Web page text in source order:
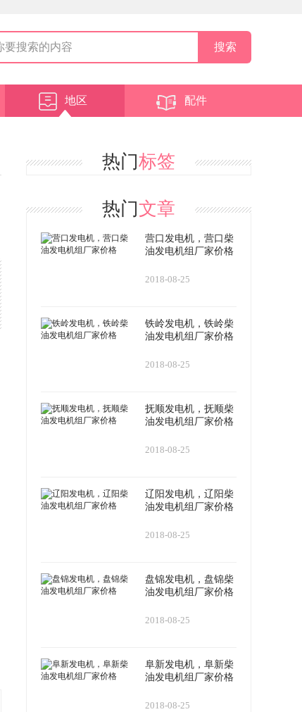
地区 配件
热门标签
热门文章
营口发电机，营口柴
油发电机组厂家价格
2018-08-25
铁岭发电机，铁岭柴
油发电机组厂家价格
2018-08-25
抚顺发电机，抚顺柴
油发电机组厂家价格
2018-08-25
辽阳发电机，辽阳柴
油发电机组厂家价格
2018-08-25
盘锦发电机，盘锦柴
油发电机组厂家价格
2018-08-25
阜新发电机，阜新柴
油发电机组厂家价格
2018-08-25